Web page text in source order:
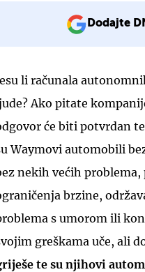
Dodajte
li računala
Ako pitate
će biti potvrdan
Waymovi automobili
nekih većih
brzine,
s umorom ili
greškama uče, ali
te su njihovi